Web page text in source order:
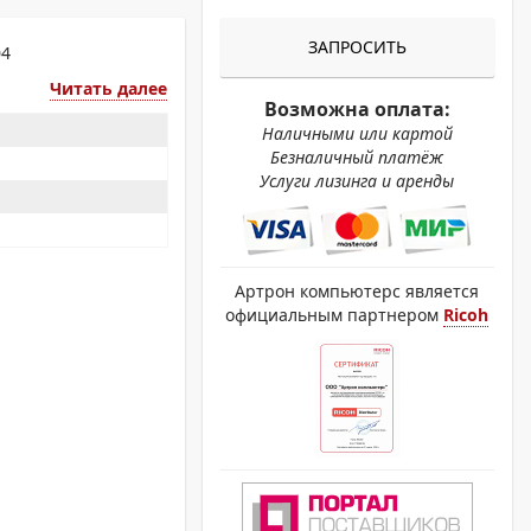
Читать далее
ЗАПРОСИТЬ
Возможна оплата:
Наличными или картой
Безналичный платёж
Услуги лизинга и аренды
Артрон компьютерс является
официальным партнером Ricoh